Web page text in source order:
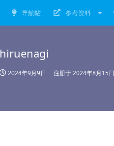
导航帖 参考资料
hiruenagi
2024年9月9日 注册于2024年8月15日